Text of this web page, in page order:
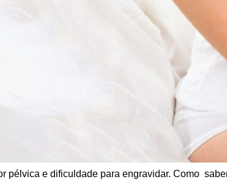
pélvica e dificuldade para engravidar. Como